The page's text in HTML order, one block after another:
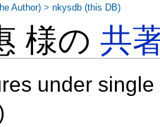
様の共
under
Author) >nkysdb (this DB)